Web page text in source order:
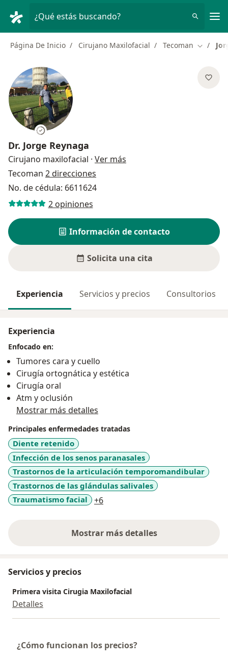
¿Qué estás buscando?
Página De Inicio Cirujano Maxilofacial Tecoman
Dr. Jorge Reynaga
Cirujano maxilofacial · Ver más
Tecoman 2 direcciones
No. de cédula: 6611624
2 opiniones
Información de contacto
Solicita una cita
Experiencia Servicios y precios Consultorios
Experiencia
Enfocado en:
Tumores cara y cuello
Cirugía ortognática y estética
Cirugía oral
Atm y oclusión
Mostrar más detalles
Principales enfermedades tratadas
Diente retenido
Infección de los senos paranasales
Trastornos de la articulación temporomandibular
Trastornos de las glándulas salivales
Traumatismo facial
+6a11y_sr_more_diseases
Mostrar más detalles
sobre la experiencia
Servicios y precios
Primera visita Cirugia Maxilofacial
Detalles
¿Cómo funcionan los precios?